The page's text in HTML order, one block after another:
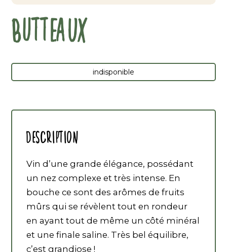
BUTTEAUX
indisponible
Description
Vin d’une grande élégance, possédant
un nez complexe et très intense. En
bouche ce sont des arômes de fruits
mûrs qui se révèlent tout en rondeur
en ayant tout de même un côté minéral
et une finale saline. Très bel équilibre,
c’est grandiose !